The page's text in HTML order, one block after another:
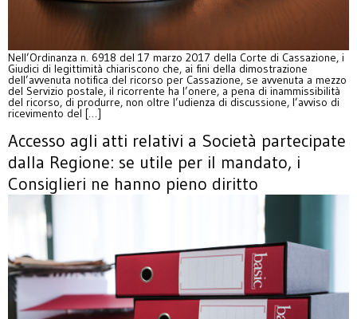
Nell’Ordinanza n. 6918 del 17 marzo 2017 della Corte di Cassazione, i
Giudici di legittimità chiariscono che, ai fini della dimostrazione
dell’avvenuta notifica del ricorso per Cassazione, se avvenuta a mezzo
del Servizio postale, il ricorrente ha l’onere, a pena di inammissibilità
del ricorso, di produrre, non oltre l’udienza di discussione, l’avviso di
ricevimento del […]
Accesso agli atti relativi a Società partecipate
dalla Regione: se utile per il mandato, i
Consiglieri ne hanno pieno diritto